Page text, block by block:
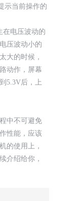
示当前操作的
电压波动的
压波动小的
大的时候，
动作，屏幕
5.3V后，上
中不可避免
性能，应该
的使用上，
介绍给你，